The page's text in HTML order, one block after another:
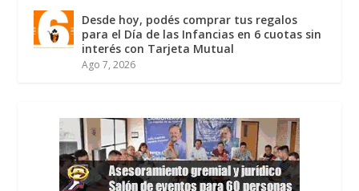
Desde hoy, podés comprar tus regalos
para el Día de las Infancias en 6 cuotas sin
interés con Tarjeta Mutual
Ago 7, 2026